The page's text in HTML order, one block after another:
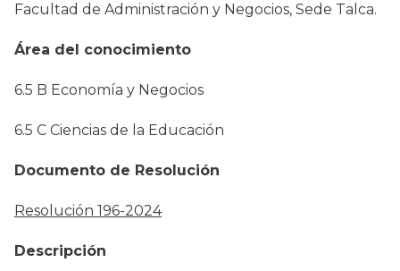
Facultad de Administración y Negocios, Sede Talca.
Área del conocimiento
6.5 B Economía y Negocios
6.5 C Ciencias de la Educación
Documento de Resolución
Resolución 196-2024
Descripción